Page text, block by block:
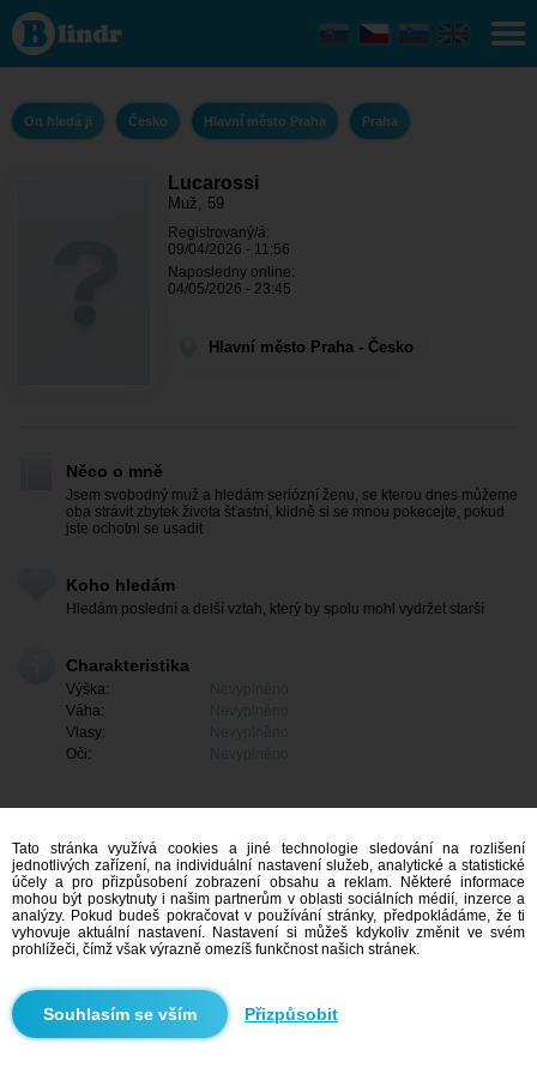
Lucarossi
- On
hledá ji
Hlavní
Praha -
PrahaOn hledá ji Česko Hlavní město Praha Praha
Lucarossi
Muž, 59
Registrovaný/á:
09/04/2026 - 11:56
Naposledny online:
04/05/2026 - 23:45
Hlavní město Praha - Česko
Něco o mně
Jsem svobodný muž a hledám seriózní ženu, se kterou dnes můžeme
oba strávit zbytek života šťastní, klidně si se mnou pokecejte, pokud
jste ochotni se usadit
Koho hledám
Hledám poslední a delší vztah, který by spolu mohl vydržet starší
Charakteristika
Výška:
Váha:
Vlasy:
Oči:
Tato stránka využívá cookies a jiné technologie sledování na rozlišení
jednotlivých zařízení, na individuální nastavení služeb, analytické a statistické
účely a pro přizpůsobení zobrazení obsahu a reklam. Některé informace
mohou být poskytnuty i našim partnerům v oblasti sociálních médií, inzerce a
analýzy. Pokud budeš pokračovat v používání stránky, předpokládáme, že ti
vyhovuje aktuální nastavení. Nastavení si můžeš kdykoliv změnit ve svém
prohlížeči, čímž však výrazně omezíš funkčnost našich stránek.
Přizpůsobit